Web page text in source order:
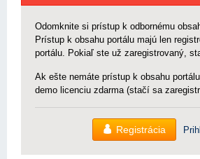
Odomknite si prístup k odbornému
Prístup k obsahu portálu majú len
portálu. Pokiaľ ste už zaregistrovaný,
Ak ešte nemáte prístup k obsahu
demo licenciu zdarma (stačí sa
Registrácia